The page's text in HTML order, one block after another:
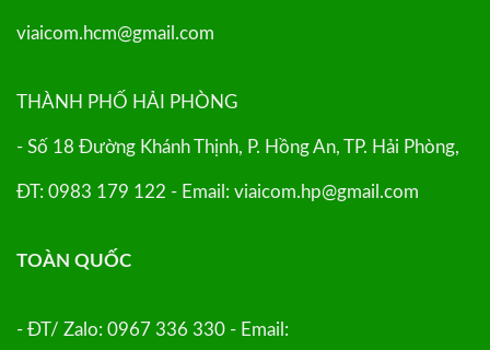
viaicom.hcm@gmail.com
THÀNH PHỐ HẢI PHÒNG
- Số 18 Đường Khánh Thịnh, P. Hồng An, TP. Hải Phòng,
ĐT: 0983 179 122 - Email: viaicom.hp@gmail.com
TOÀN QUỐC
- ĐT/ Zalo: 0967 336 330 - Email: